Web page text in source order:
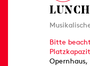
Bitte
Opernhaus,